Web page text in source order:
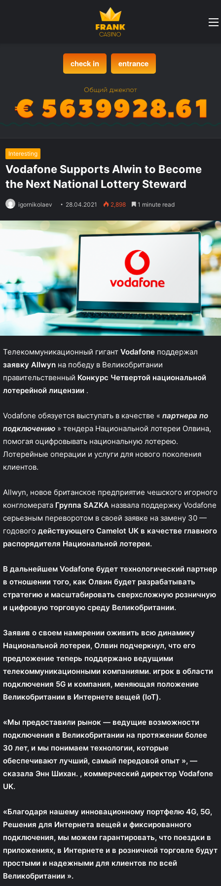
check in entrance
Interesting
Vodafone Supports Alwin to Become
the Next National Lottery Steward
igornikolaev 28.04.2021 2,898 1 minute read
Телекоммуникационный гигант Vodafone поддержал
заявку Allwyn на победу в Великобритании
правительственный Конкурс Четвертой национальной
лотерейной лицензии .
Vodafone обязуется выступать в качестве « партнера по
подключению » тендера Национальной лотереи Олвина,
помогая оцифровывать национальную лотерею.
Лотерейные операции и услуги для нового поколения
клиентов.
Allwyn, новое британское предприятие чешского игорного
конгломерата Группа SAZKA назвала поддержку Vodafone
серьезным переворотом в своей заявке на замену 30 —
годового действующего Camelot UK в качестве главного
распорядителя Национальной лотереи.
В дальнейшем Vodafone будет технологический партнер
в отношении того, как Олвин будет разрабатывать
стратегию и масштабировать сверхсложную розничную
и цифровую торговую среду Великобритании.
Заявив о своем намерении оживить всю динамику
Национальной лотереи, Олвин подчеркнул, что его
предложение теперь поддержано ведущими
телекоммуникационными компаниями. игрок в области
подключения 5G и компания, меняющая положение
Великобритании в Интернете вещей (IoT).
«Мы предоставили рынок — ведущие возможности
подключения в Великобритании на протяжении более
30 лет, и мы понимаем технологии, которые
обеспечивают лучший, самый передовой опыт », —
сказала Энн Шихан. , коммерческий директор Vodafone
UK.
«Благодаря нашему инновационному портфелю 4G, 5G,
Решения для Интернета вещей и фиксированного
подключения, мы можем гарантировать, что поездки в
приложениях, в Интернете и в розничной торговле будут
простыми и надежными для клиентов по всей
Великобритании ».